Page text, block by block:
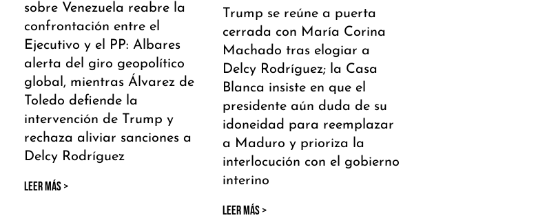
sobre Venezuela reabre la
confrontación entre el
Ejecutivo y el PP: Albares
alerta del giro geopolítico
global, mientras Álvarez de
Toledo defiende la
intervención de Trump y
rechaza aliviar sanciones a
Delcy Rodríguez
LEER MÁS >
Trump se reúne a puerta
cerrada con María Corina
Machado tras elogiar a
Delcy Rodríguez; la Casa
Blanca insiste en que el
presidente aún duda de su
idoneidad para reemplazar
a Maduro y prioriza la
interlocución con el gobierno
interino
LEER MÁS >